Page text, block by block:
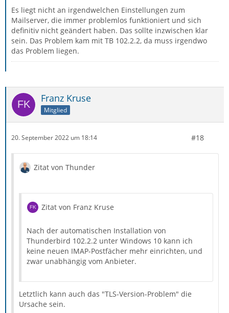
Da sind noch weitere Punkte aus #10 offen. Die zu
beantworten, wäre u.U. sehr hilfreich.
Es liegt nicht an irgendwelchen Einstellungen zum
Mailserver, die immer problemlos funktioniert und sich
definitiv nicht geändert haben. Das sollte inzwischen klar
sein. Das Problem kam mit TB 102.2.2, da muss irgendwo
das Problem liegen.
Franz Kruse
Mitglied
20. September 2022 um 18:14 #18
Zitat von Thunder
Zitat von Franz Kruse
Nach der automatischen Installation von
Thunderbird 102.2.2 unter Windows 10 kann ich
keine neuen IMAP-Postfächer mehr einrichten, und
zwar unabhängig vom Anbieter.
Letztlich kann auch das "TLS-Version-Problem" die
Ursache sein.